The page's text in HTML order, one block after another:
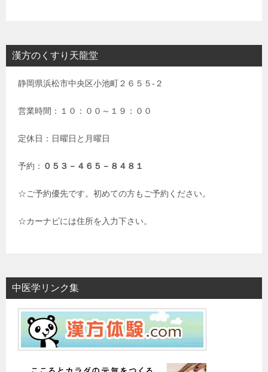
漢方のくすり天龍堂
静岡県浜松市中央区小池町２６５５-２
営業時間：１０：００～１９：００
定休日：日曜日と月曜日
予約： ０５３－４６５－８４８１
☆ご予約優先です。初めての方もご予約ください。
☆カーナビには住所を入力下さい。
中医学リンク集